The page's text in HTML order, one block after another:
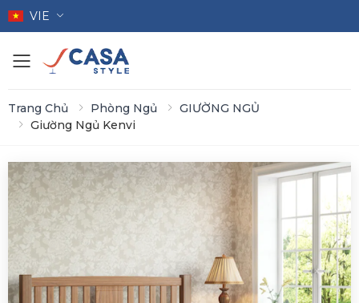
VIE
Toggle mobile menu
Trang Chủ Phòng Ngủ
GIƯỜNG NGỦ
Giường Ngủ Kenvi